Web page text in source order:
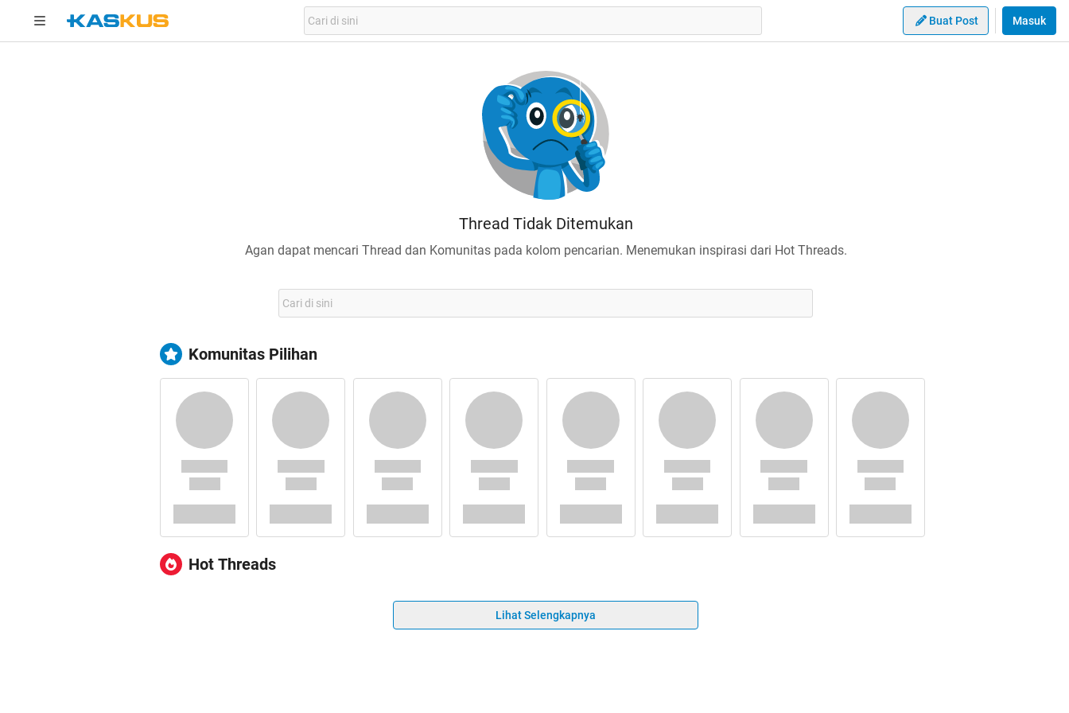
Buat Post Masuk
Thread Tidak Ditemukan
Agan dapat mencari Thread dan Komunitas pada kolom pencarian. Menemukan inspirasi dari Hot Threads.
Komunitas Pilihan
Hot Threads
Lihat Selengkapnya